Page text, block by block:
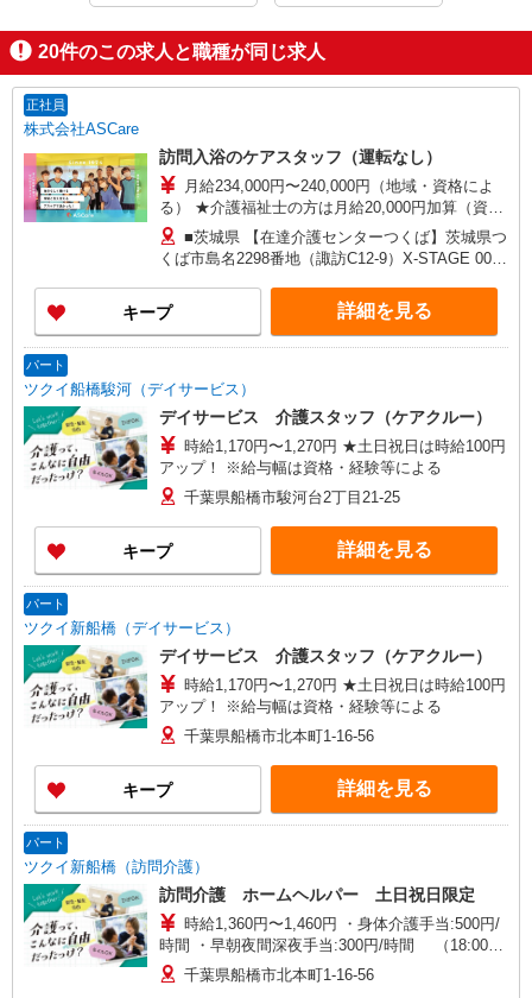
20件のこの求人と職種が同じ求人
正社員
株式会社ASCare
訪問入浴のケアスタッフ（運転なし）
月給234,000円〜240,000円（地域・資格によ
る） ★介護福祉士の方は月給20,000円加算（資格
手当） 別途交通費支給（30,000円上限／月） 別途
残業手当（月平均残業時間15時間）残業代全額支
給
■茨城県 【在達介護センターつくば】茨城県つ
くば市島名2298番地（諏訪C12-9）X-STAGE 001
山市南流山四丁目6番地15 張替ビル101号室 【在
宅介護センター東船橋】千葉県船橋市薬円台四丁
目14番地8 ソフィー田園 2階 【在宅介護センタ
介護センター市川】千葉県市川市市川南三丁目13
番地2 サンライズ鈴木102号室 ■埼玉県 【三郷営
業所】埼玉県三郷市早稲田三丁目7番1号 パーク
サイド早稲田III1階102号室
キープ 詳細を見る
パート
ツクイ船橋駿河（デイサービス）
デイサービス 介護スタッフ（ケアクルー）
時給1,170円〜1,270円 ★土日祝日は時給100円
アップ！ ※給与幅は資格・経験等による
千葉県船橋市駿河台2丁目21-25
キープ 詳細を見る
パート
ツクイ新船橋（デイサービス）
デイサービス 介護スタッフ（ケアクルー）
時給1,170円〜1,270円 ★土日祝日は時給100円
アップ！ ※給与幅は資格・経験等による
千葉県船橋市北本町1-16-56
キープ 詳細を見る
パート
ツクイ新船橋（訪問介護）
訪問介護 ホームヘルパー 土日祝日限定
時給1,360円〜1,460円 ・身体介護手当:500円/
時間 ・早朝夜間深夜手当:300円/時間 （18:00〜
翌07:59の時間帯） ・ICT手当:2,000円/月 ・ケア
→ケアの移動時間も賃金（時給）を支給 ・土日祝
千葉県船橋市北本町1-16-56